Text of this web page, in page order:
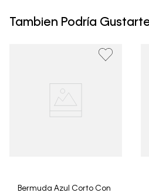
un período de 30 días
clientes, no aceptamos
Tambien Podría
Bermuda Azul Corto Con